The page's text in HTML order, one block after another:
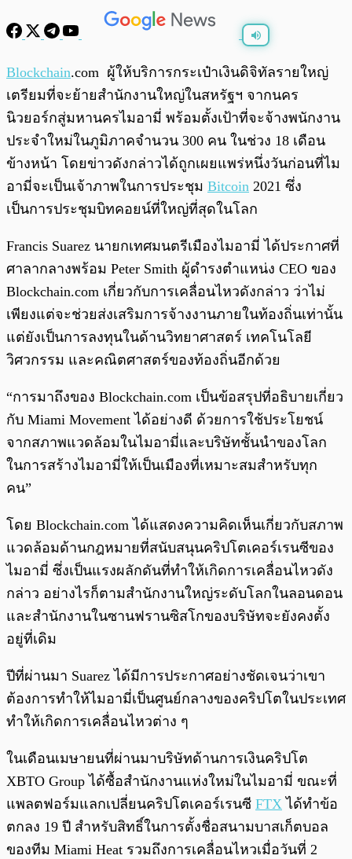
0:00 0:00
Blockchain.com ผู้ให้บริการกระเป๋าเงินดิจิทัลรายใหญ่
เตรียมที่จะย้ายสำนักงานใหญ่ในสหรัฐฯ จากนคร
นิวยอร์กสู่มหานครไมอามี่ พร้อมตั้งเป้าที่จะจ้างพนักงาน
ประจำใหม่ในภูมิภาคจำนวน 300 คน ในช่วง 18 เดือน
ข้างหน้า โดยข่าวดังกล่าวได้ถูกเผยแพร่หนึ่งวันก่อนที่ไม
อามี่จะเป็นเจ้าภาพในการประชุม Bitcoin 2021 ซึ่ง
เป็นการประชุมบิทคอยน์ที่ใหญ่ที่สุดในโลก
Francis Suarez นายกเทศมนตรีเมืองไมอามี่ ได้ประกาศที่
ศาลากลางพร้อม Peter Smith ผู้ดำรงตำแหน่ง CEO ของ
Blockchain.com เกี่ยวกับการเคลื่อนไหวดังกล่าว ว่าไม่
เพียงแต่จะช่วยส่งเสริมการจ้างงานภายในท้องถิ่นเท่านั้น
แต่ยังเป็นการลงทุนในด้านวิทยาศาสตร์ เทคโนโลยี
วิศวกรรม และคณิตศาสตร์ของท้องถิ่นอีกด้วย
“การมาถึงของ Blockchain.com เป็นข้อสรุปที่อธิบายเกี่ยว
กับ Miami Movement ได้อย่างดี ด้วยการใช้ประโยชน์
จากสภาพแวดล้อมในไมอามี่และบริษัทชั้นนำของโลก
ในการสร้างไมอามี่ให้เป็นเมืองที่เหมาะสมสำหรับทุก
คน”
โดย Blockchain.com ได้แสดงความคิดเห็นเกี่ยวกับสภาพ
แวดล้อมด้านกฎหมายที่สนับสนุนคริปโตเคอร์เรนซีของ
ไมอามี่ ซึ่งเป็นแรงผลักดันที่ทำให้เกิดการเคลื่อนไหวดัง
กล่าว อย่างไรก็ตามสำนักงานใหญ่ระดับโลกในลอนดอน
และสำนักงานในซานฟรานซิสโกของบริษัทจะยังคงตั้ง
อยู่ที่เดิม
ปีที่ผ่านมา Suarez ได้มีการประกาศอย่างชัดเจนว่าเขา
ต้องการทำให้ไมอามี่เป็นศูนย์กลางของคริปโตในประเทศ
ทำให้เกิดการเคลื่อนไหวต่าง ๆ
ในเดือนเมษายนที่ผ่านมาบริษัทด้านการเงินคริปโต
XBTO Group ได้ซื้อสำนักงานแห่งใหม่ในไมอามี่ ขณะที่
แพลตฟอร์มแลกเปลี่ยนคริปโตเคอร์เรนซี FTX ได้ทำข้อ
ตกลง 19 ปี สำหรับสิทธิ์ในการตั้งชื่อสนามบาสเก็ตบอล
ของทีม Miami Heat รวมถึงการเคลื่อนไหวเมื่อวันที่ 2